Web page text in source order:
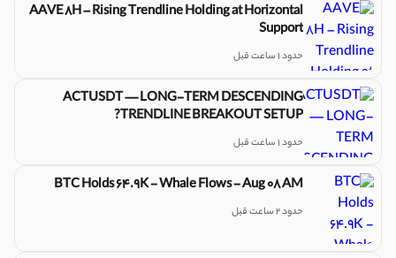
AAVE 8H – Rising Trendline Holding at Horizontal
Support
حدود 1 ساعت قبل
ACTUSDT — LONG-TERM DESCENDING
TRENDLINE BREAKOUT SETUP?
حدود 1 ساعت قبل
BTC Holds 64.9K - Whale Flows - Aug 08 AM
حدود 2 ساعت قبل